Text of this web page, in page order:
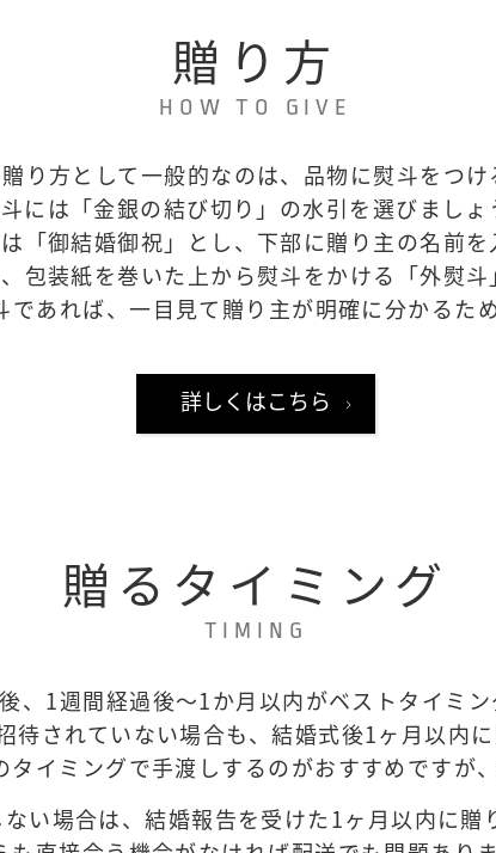
贈り方
HOW TO GIVE
り方として一般的なのは、品物に熨斗をつけ
には「金銀の結び切り」の水引を選びましょ
「御結婚御祝」とし、下部に贈り主の名前を
包装紙を巻いた上から熨斗をかける「外熨斗
であれば、一目見て贈り主が明確に分かるため
詳しくはこちら
贈るタイミング
TIMING
、1週間経過後～1か月以内がベストタイミン
待されていない場合も、結婚式後1ヶ月以内に
イミングで手渡しするのがおすすめですが
い場合は、結婚報告を受けた1ヶ月以内に贈